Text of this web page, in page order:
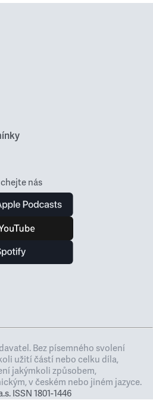
nás
Bez písemného svolení
užití částí nebo celku díla,
jakýmkoli způsobem,
v českém nebo jiném jazyce.
ISSN 1801-1446